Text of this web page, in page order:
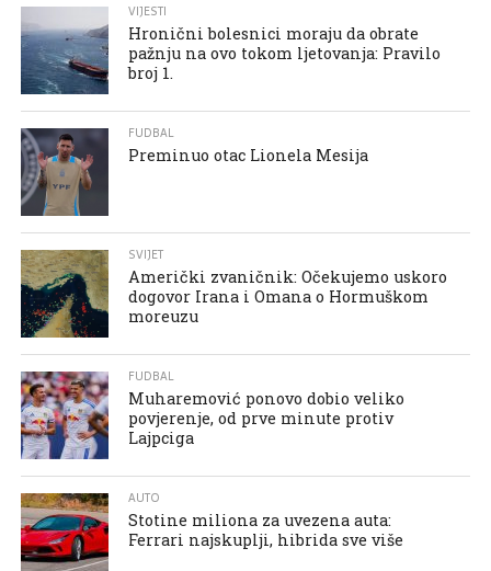
VIJESTI
Hronični bolesnici moraju da obrate
pažnju na ovo tokom ljetovanja: Pravilo
broj 1.
FUDBAL
Preminuo otac Lionela Mesija
SVIJET
Američki zvaničnik: Očekujemo uskoro
dogovor Irana i Omana o Hormuškom
moreuzu
FUDBAL
Muharemović ponovo dobio veliko
povjerenje, od prve minute protiv
Lajpciga
AUTO
Stotine miliona za uvezena auta:
Ferrari najskuplji, hibrida sve više